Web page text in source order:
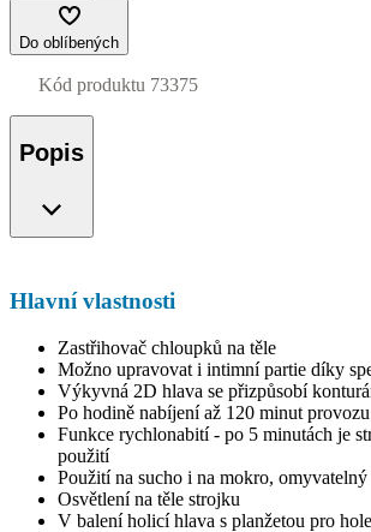
Do oblíbených
Kód produktu 73375
Popis
Hlavní vlastnosti
Zastřihovač chloupků na těle
Možno upravovat i intimní partie díky
Výkyvná 2D hlava se přizpůsobí
Po hodině nabíjení až 120 minut provozu
Funkce rychlonabití - po 5 minutách je
použití
Použití na sucho i na mokro, omyvatelný
Osvětlení na těle strojku
V balení holicí hlava s planžetou pro